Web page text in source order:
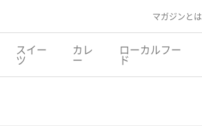
マガジンとは
スイー
ツ
カレ
ー
ローカルフー
ド